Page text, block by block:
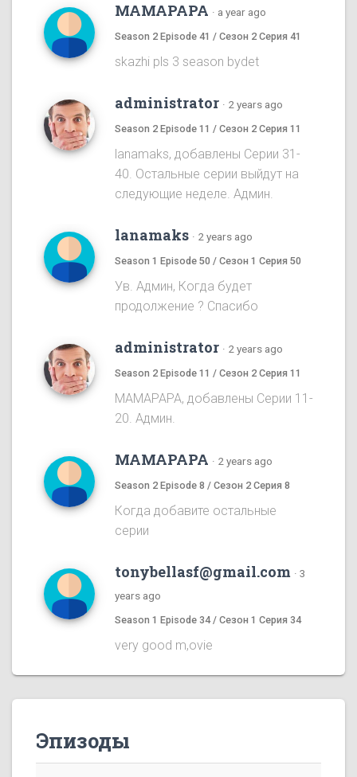
MAMAPAPA · a year ago
Season 2 Episode 41 / Сезон 2 Серия 41
skazhi pls 3 season bydet
administrator · 2 years ago
Season 2 Episode 11 / Сезон 2 Серия 11
lanamaks, добавлены Серии 31-
40. Остальные серии выйдут на
следующие неделе. Админ.
lanamaks · 2 years ago
Season 1 Episode 50 / Сезон 1 Серия 50
Ув. Админ, Когда будет
продолжение ? Спасибо
administrator · 2 years ago
Season 2 Episode 11 / Сезон 2 Серия 11
MAMAPAPA, добавлены Серии 11-
20. Админ.
MAMAPAPA · 2 years ago
Season 2 Episode 8 / Сезон 2 Серия 8
Когда добавите остальные
серии
tonybellasf@gmail.com · 3
years ago
Season 1 Episode 34 / Сезон 1 Серия 34
very good m,ovie
Эпизоды